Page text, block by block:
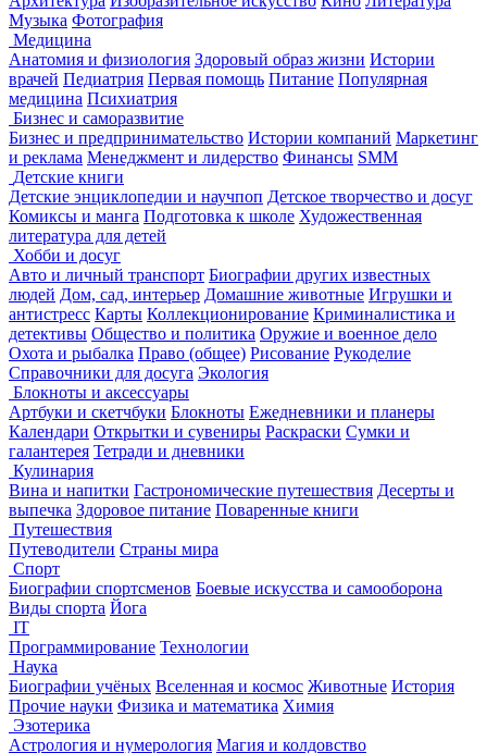
Музыка Фотография
Медицина
Анатомия и физиология Здоровый образ жизни Истории
врачей Педиатрия Первая помощь Питание Популярная
медицина Психиатрия
Бизнес и саморазвитие
Бизнес и предпринимательство Истории компаний Маркетинг
и реклама Менеджмент и лидерство Финансы SMM
Детские книги
Детские энциклопедии и научпоп Детское творчество и досуг
Комиксы и манга Подготовка к школе Художественная
литература для детей
Хобби и досуг
Авто и личный транспорт Биографии других известных
людей Дом, сад, интерьер Домашние животные Игрушки и
антистресс Карты Коллекционирование Криминалистика и
детективы Общество и политика Оружие и военное дело
Охота и рыбалка Право (общее) Рисование Рукоделие
Справочники для досуга Экология
Блокноты и аксессуары
Артбуки и скетчбуки Блокноты Ежедневники и планеры
Календари Открытки и сувениры Раскраски Сумки и
галантерея Тетради и дневники
Кулинария
Вина и напитки Гастрономические путешествия Десерты и
выпечка Здоровое питание Поваренные книги
Путешествия
Путеводители Страны мира
Спорт
Биографии спортсменов Боевые искусства и самооборона
Виды спорта Йога
IT
Программирование Технологии
Наука
Биографии учёных Вселенная и космос Животные История
Прочие науки Физика и математика Химия
Эзотерика
Астрология и нумерология Магия и колдовство